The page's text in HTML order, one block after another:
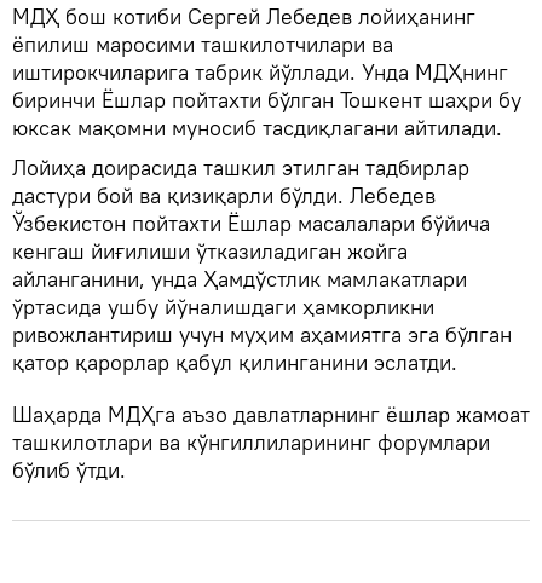
МДҲ бош котиби Сергей Лебедев лойиҳанинг
ёпилиш маросими ташкилотчилари ва
иштирокчиларига табрик йўллади. Унда МДҲнинг
биринчи Ёшлар пойтахти бўлган Тошкент шаҳри бу
юксак мақомни муносиб тасдиқлагани айтилади.
Лойиҳа доирасида ташкил этилган тадбирлар
дастури бой ва қизиқарли бўлди. Лебедев
Ўзбекистон пойтахти Ёшлар масалалари бўйича
кенгаш йиғилиши ўтказиладиган жойга
айланганини, унда Ҳамдўстлик мамлакатлари
ўртасида ушбу йўналишдаги ҳамкорликни
ривожлантириш учун муҳим аҳамиятга эга бўлган
қатор қарорлар қабул қилинганини эслатди.
Шаҳарда МДҲга аъзо давлатларнинг ёшлар жамоат
ташкилотлари ва кўнгиллиларининг форумлари
бўлиб ўтди.